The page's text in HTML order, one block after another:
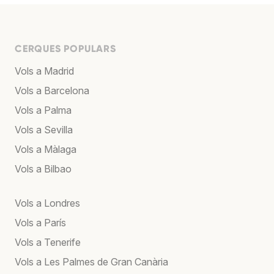
CERQUES POPULARS
Vols a Madrid
Vols a Barcelona
Vols a Palma
Vols a Sevilla
Vols a Màlaga
Vols a Bilbao
Vols a Londres
Vols a París
Vols a Tenerife
Vols a Les Palmes de Gran Canària